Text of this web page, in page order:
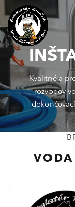
Kvalitné a
rozvodov